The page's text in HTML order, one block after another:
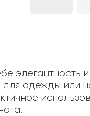
элегантность
одежды или